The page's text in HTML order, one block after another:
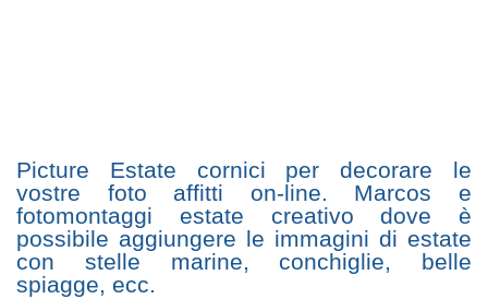
Picture Estate cornici per decorare le
vostre foto affitti on-line. Marcos e
fotomontaggi estate creativo dove è
possibile aggiungere le immagini di estate
con stelle marine, conchiglie, belle
spiagge, ecc.